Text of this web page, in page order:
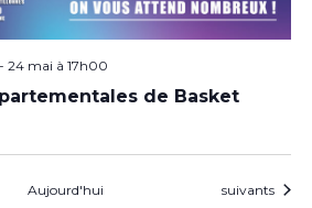
- 24 mai à 17h00
de Basket
Aujourd'hui Évènements
suivants